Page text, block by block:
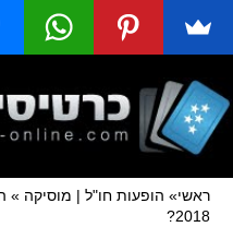
ראשי» הופעות חו"ל | מוסיקה »
2018?